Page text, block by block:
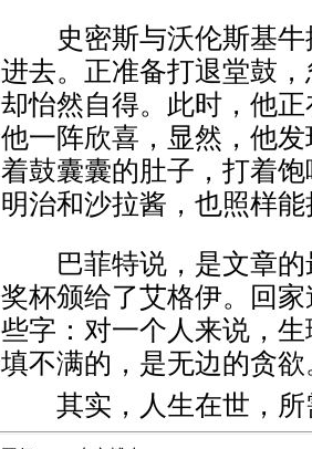
史密斯与沃伦斯基
进去。正准备打退堂鼓
却怡然自得。此时，他
他一阵欣喜，显然，他
着鼓囊囊的肚子，打着
明治和沙拉酱，也照样
巴菲特说，是文章
奖杯颁给了艾格伊。回
些字：对一个人来说，
填不满的，是无边的贪欲
其实，人生在世，